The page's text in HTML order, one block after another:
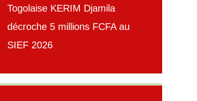
Togolaise KERIM Djamila
décroche 5 millions FCFA au
SIEF 2026